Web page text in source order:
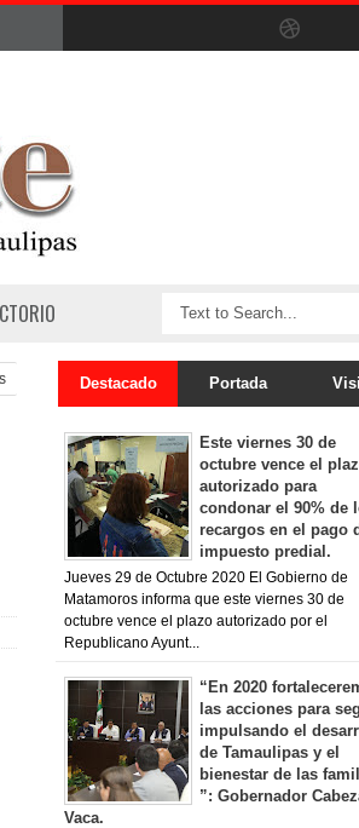
Destacado Portada
Este viernes 30 de
octubre vence el
autorizado para
condonar el 90% de
recargos en el pago
impuesto predial.
Jueves 29 de Octubre 2020 El Gobierno de
Matamoros informa que este viernes 30 de
octubre vence el plazo autorizado por el
Republicano Ayunt...
“En 2020
las acciones para
impulsando el
de Tamaulipas y el
bienestar de las
”: Gobernador
Vaca.